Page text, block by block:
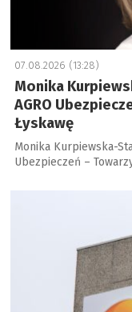
07.08.2026 (13:28)
Monika
AGRO
Łyskawę
Monika Kurpiewska-
Ubezpieczeń –